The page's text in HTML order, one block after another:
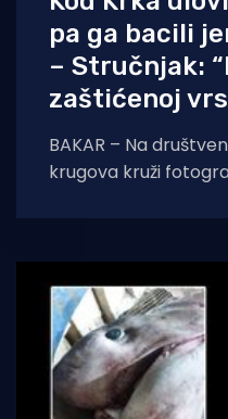
pa ga bacili
– Stručnjak:
zaštićenoj
BAKAR – Na
krugova kruži
slici pozira osoba